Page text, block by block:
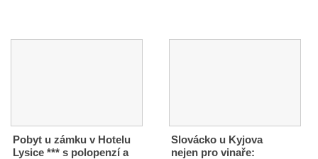
Pobyt u zámku v Hotelu
Lysice *** s polopenzí a
Slovácko u Kyjova
nejen pro vinaře: